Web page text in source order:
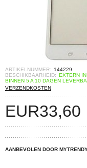
ARTIKELNUMMER:
144229
BESCHIKBAARHEID: EXTERN
BINNEN 5 A 10 DAGEN
VERZENDKOSTEN
EUR33,60
AANBEVOLEN DOOR